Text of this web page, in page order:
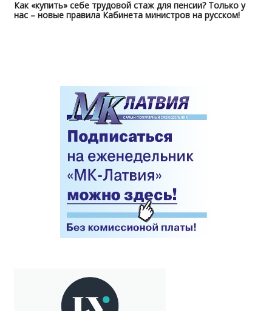
Как «купить» себе трудовой стаж для пенсии? Только у
нас – новые правила Кабинета министров на русском!